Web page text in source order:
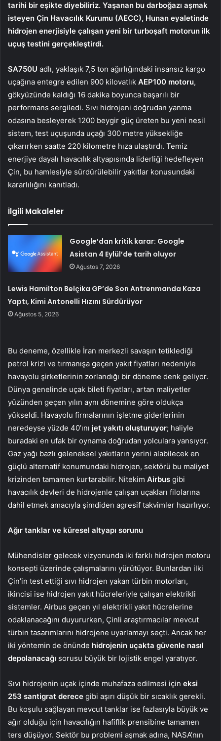
tarihi bir eşikte diyebiliriz. Yaşanan bu darboğazı aşmak
isteyen Çin Havacılık Kurumu (AECC), Hunan eyaletinde
hidrojen enerjisiyle çalışan yeni bir turboşaft motorun ilk
uçuş testini gerçekleştirdi.
SA750U adlı, yaklaşık 7,5 ton ağırlığındaki insansız kargo
uçağına entegre edilen 900 kilovatlık AEP100 motoru,
gökyüzünde kaldığı 16 dakika boyunca başarılı bir
performans sergiledi. Sıvı hidrojeni doğrudan yanma
odasına besleyerek 1200 beygir güç üreten bu yeni nesil
sistem, test uçuşunda uçağı 300 metre yüksekliğe
çıkarırken saatte 220 kilometre hıza ulaştırdı. Temiz
enerjiye dayalı havacılık altyapısında liderliği hedefleyen
Çin, bu hamlesiyle sürdürülebilir yakıtlar konusundaki
kararlılığını kanıtladı.
İlgili Makaleler
Google’dan kritik karar: Google
Asistan 4 Eylül’de tarih oluyor
Ağustos 7, 2026
Lewis Hamilton Belçika GP’de Son Antrenmanda Kaza
Yaptı, Kimi Antonelli Hızını Sürdürüyor
Ağustos 5, 2026
Bu deneme, özellikle İran merkezli savaşın tetiklediği
petrol krizi ve tırmanışa geçen yakıt fiyatları nedeniyle
havayolu şirketlerinin zorlandığı bir döneme denk geliyor.
Dünya genelinde uçak bileti fiyatları, artan maliyetler
yüzünden geçen yılın aynı dönemine göre oldukça
yükseldi. Havayolu firmalarının işletme giderlerinin
neredeyse yüzde 40’ını jet yakıtı oluşturuyor; haliyle
buradaki en ufak bir oynama doğrudan yolculara yansıyor.
Gaz yağı bazlı geleneksel yakıtların yerini alabilecek en
güçlü alternatif konumundaki hidrojen, sektörü bu maliyet
krizinden tamamen kurtarabilir. Nitekim Airbus gibi
havacılık devleri de hidrojenle çalışan uçakları filolarına
dahil etmek amacıyla şimdiden agresif takvimler hazırlıyor.
Ağır tanklar ve küresel altyapı sorunu
Mühendisler gelecek vizyonunda iki farklı hidrojen motoru
konsepti üzerinde çalışmalarını yürütüyor. Bunlardan ilki
Çin’in test ettiği sıvı hidrojen yakan türbin motorları,
ikincisi ise hidrojen yakıt hücreleriyle çalışan elektrikli
sistemler. Airbus geçen yıl elektrikli yakıt hücrelerine
odaklanacağını duyururken, Çinli araştırmacılar mevcut
türbin tasarımlarını hidrojene uyarlamayı seçti. Ancak her
iki yöntemin de önünde hidrojenin uçakta güvenle nasıl
depolanacağı sorusu büyük bir lojistik engel yaratıyor.
Sıvı hidrojenin uçak içinde muhafaza edilmesi için eksi
253 santigrat derece gibi aşırı düşük bir sıcaklık gerekli.
Bu koşulu sağlayan mevcut tanklar ise fazlasıyla büyük ve
ağır olduğu için havacılığın hafiflik prensibine tamamen
ters düşüyor. Sektör bu problemi aşmak adına, NASA’nın